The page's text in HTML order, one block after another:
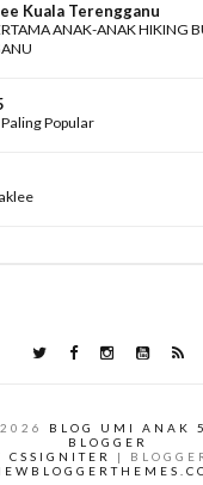
Kuala Terengganu
ANAK-ANAK HIKING
Popular
2026 BLOG UMI ANAK 5
BLOGGER
CSSIGNITER
|